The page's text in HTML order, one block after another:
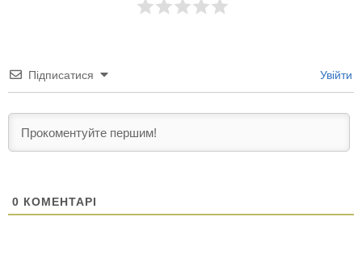
Підписатися Увійти
0 КОМЕНТАРІ